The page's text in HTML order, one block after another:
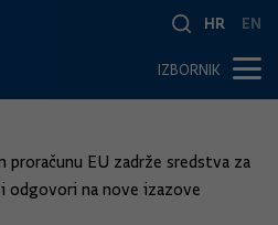
HR EN
IZBORNIK
proračunu EU zadrže sredstva za
odgovori na nove izazove